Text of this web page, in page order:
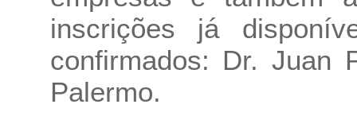
inscrições já
confirmados: Dr. Juan
Palermo.